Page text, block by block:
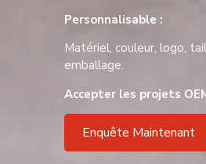
Personnalisable :
Matériel, couleur, logo,
emballage.
Accepter les projets
Enquête Maintenant